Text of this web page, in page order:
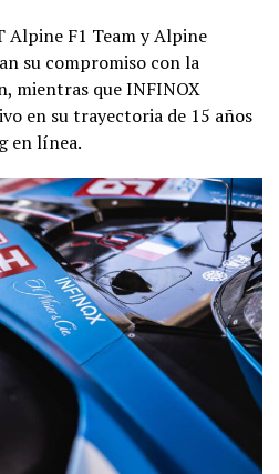
Alpine F1 Team y Alpine
su compromiso con la
mientras que INFINOX
en su trayectoria de 15 años
en línea.